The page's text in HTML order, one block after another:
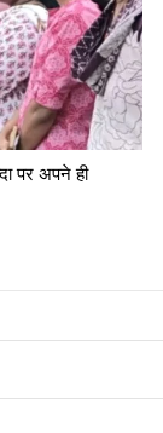
पर अपने ही